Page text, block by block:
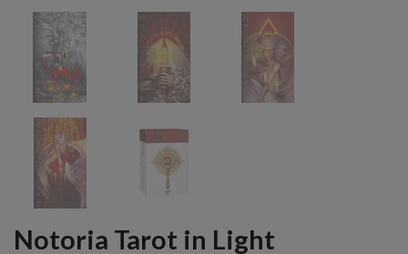
Notoria Tarot in Light